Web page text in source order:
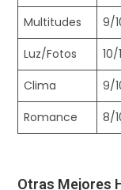
Multitudes 9/
Luz/Fotos
10/
Clima
9/
Romance
8/
Otras Mejores